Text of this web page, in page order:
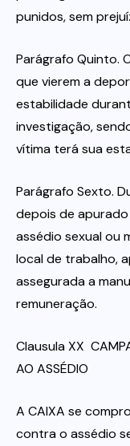
punidos, sem
Parágrafo Quinto.
que vierem a
estabilidade
investigação,
vítima terá sua
Parágrafo Sexto.
depois de
assédio sexual ou
local de trabalho,
assegurada a
remuneração.
Clausula XX 
AO ASSÉDIO
A CAIXA se
contra o assédio